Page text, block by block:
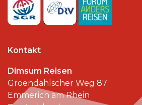
Kontakt
Dimsum Reisen
Groendahlscher Weg 87
Emmerich am Rhein